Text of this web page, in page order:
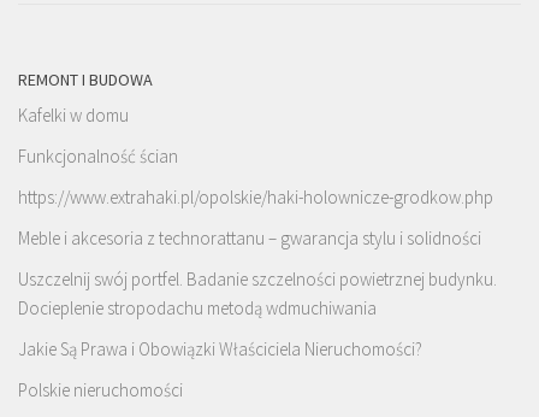
REMONT I BUDOWA
Kafelki w domu
Funkcjonalność ścian
https://www.extrahaki.pl/opolskie/haki-holownicze-grodkow.php
Meble i akcesoria z technorattanu – gwarancja stylu i solidności
Uszczelnij swój portfel. Badanie szczelności powietrznej budynku.
Docieplenie stropodachu metodą wdmuchiwania
Jakie Są Prawa i Obowiązki Właściciela Nieruchomości?
Polskie nieruchomości